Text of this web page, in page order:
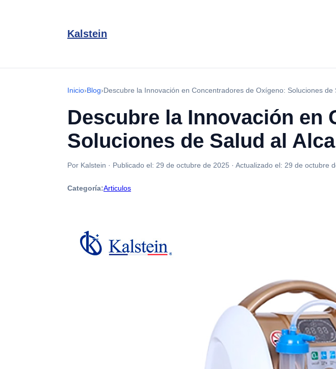
Kalstein
Inicio›Blog›Descubre la Innovación en Concentradores de Oxígeno: Soluciones de
Descubre la Innovación en
Soluciones de Salud al
Por Kalstein · Publicado el: 29 de octubre de 2025 · Actualizado el: 29 de octubre
Categoría:Articulos